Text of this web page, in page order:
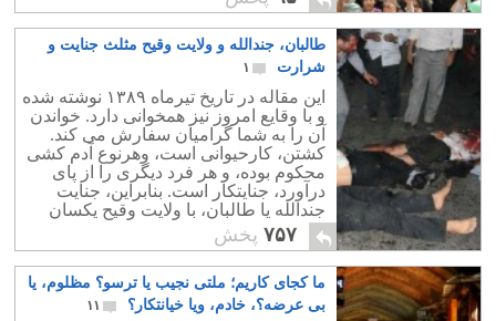
طالبان، جندالله و ولایت وقیح مثلث جنایت و
شرارت
۱
این مقاله در تاریخ تیرماه ۱۳۸۹ نوشته شده
و با وقایع امروز نیز همخوانی دارد. خواندن
آن را به شما گرامیان سفارش می کند.
کشتن، کارحیوانی است، وهرنوع آدم کشی
محکوم بوده، و هر فرد دیگری را از پای
درآورد، جنایتکار است. بنابراین، جنایت
جندالله یا طالبان، با ولایت وقیح یکسان
است.۷۵۷ پخش
ما کجای کاریم؛ ملتی نجیب یا ترسو؟ مظلوم، یا
بی عرضه؟، خادم، ویا خیانتکار؟
۱۱